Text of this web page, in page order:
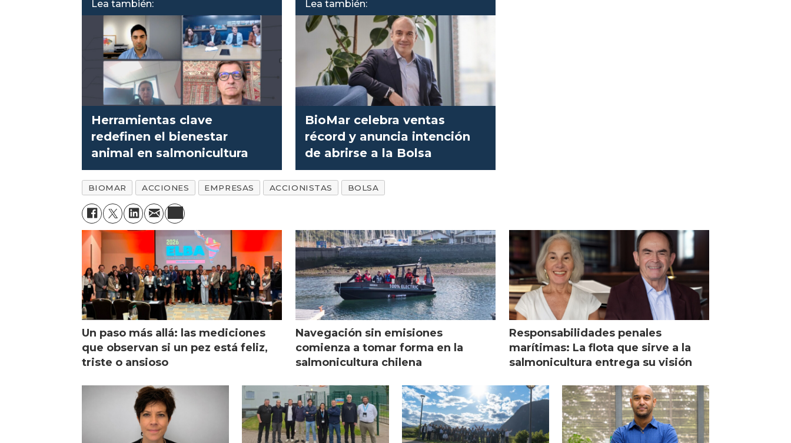
Lea también:
Herramientas clave
redefinen el bienestar
animal en salmonicultura
Lea también:
BioMar celebra ventas
récord y anuncia intención
de abrirse a la Bolsa
BIOMAR ACCIONES EMPRESAS ACCIONISTAS BOLSA
Un paso más allá: las mediciones
que observan si un pez está feliz,
triste o ansioso
Navegación sin emisiones
comienza a tomar forma en la
salmonicultura chilena
Responsabilidades penales
marítimas: La flota que sirve a la
salmonicultura entrega su visión